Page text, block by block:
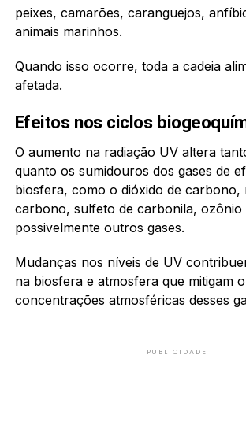
peixes, camarões, caranguejos,
animais marinhos.
Quando isso ocorre, toda a cadeia
afetada.
Efeitos nos ciclos
O aumento na radiação UV altera
quanto os sumidouros dos gases de
biosfera, como o dióxido de carbono,
carbono, sulfeto de carbonila, ozônio
possivelmente outros gases.
Mudanças nos níveis de UV
na biosfera e atmosfera que mitigam
concentrações atmosféricas desses
PUBLICIDADE